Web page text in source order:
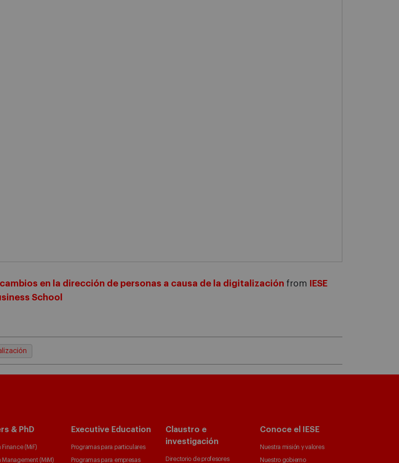
cambios en la dirección de personas a causa de la digitalización from
IESE
School
& PhD
Finance (MiF)
Management (MiM)
Executive Education
Programas para particulares
Programas para empresas
Claustro e
investigación
Directorio de profesores
Conoce el IESE
Nuestra misión y valores
Nuestro gobierno